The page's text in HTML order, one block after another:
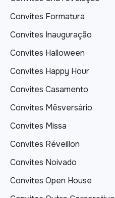
Convites Formatura
Convites Inauguração
Convites Halloween
Convites Happy Hour
Convites Casamento
Convites Mêsversário
Convites Missa
Convites Réveillon
Convites Noivado
Convites Open House